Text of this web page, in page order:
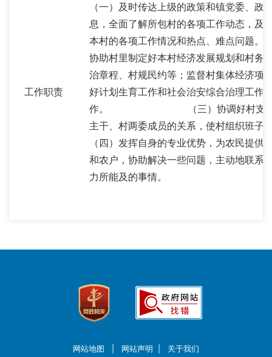
工作职责
（一）及时传达上级的政策和镇党委、
息，全面了解所包村的各项工作动态，及
本村的各项工作情况和热点、难点问题。
协助村里制定好本村经济发展规划和村务
治章程、村规民约等；监督村集体经济项
好计划生育工作和社会治安综合治理工作
作。 （三）协调好村支部和村
主干、村两委成员的关系，使村组织班子
（四）发挥自身的专业优势，为农民提
和农户，协助解决一些问题，主动地联系
力所能及的事
网站地图 网站声明
关于我们